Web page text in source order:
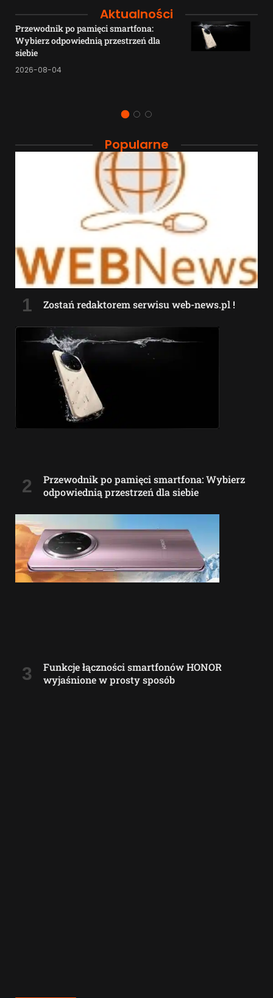
Aktualności
Przewodnik po pamięci smartfona:
Wybierz odpowiednią przestrzeń dla
siebie
2026-08-04
Popularne
Zostań redaktorem serwisu web-news.pl !
Przewodnik po pamięci smartfona: Wybierz
odpowiednią przestrzeń dla siebie
Funkcje łączności smartfonów HONOR
wyjaśnione w prosty sposób